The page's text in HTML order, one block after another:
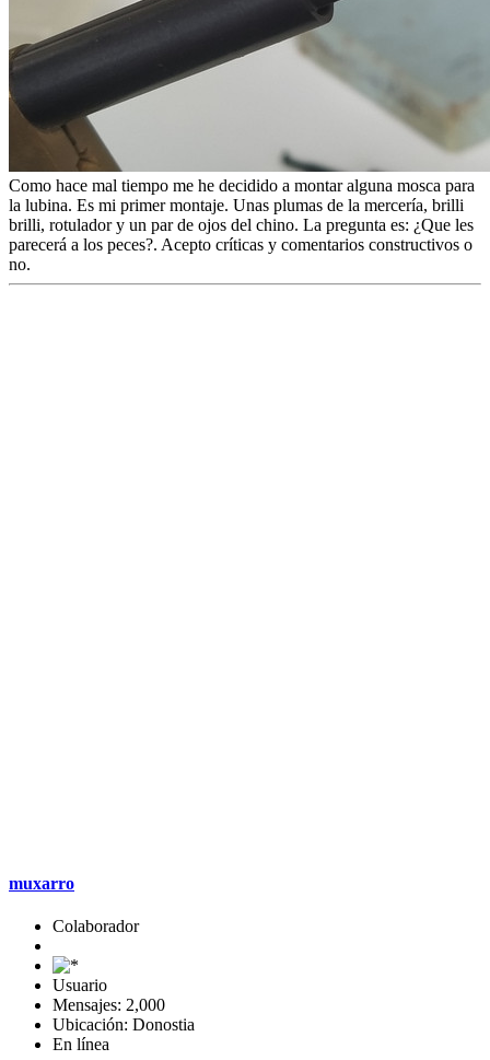
Como hace mal tiempo me he decidido a montar alguna mosca para
la lubina. Es mi primer montaje. Unas plumas de la mercería, brilli
brilli, rotulador y un par de ojos del chino. La pregunta es: ¿Que les
parecerá a los peces?. Acepto críticas y comentarios constructivos o
no.
muxarro
Colaborador
Usuario
Mensajes: 2,000
Ubicación: Donostia
En línea